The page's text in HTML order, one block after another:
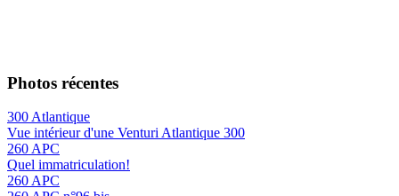
Photos récentes
300 Atlantique
Vue intérieur d'une Venturi Atlantique 300
260 APC
Quel immatriculation!
260 APC